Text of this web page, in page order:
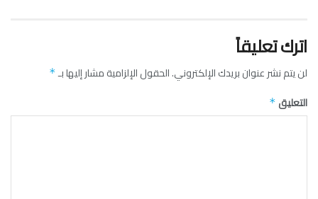
اترك تعليقاً
لن يتم نشر عنوان بريدك الإلكتروني.الحقول الإلزامية مشار إليها بـ*
التعليق *